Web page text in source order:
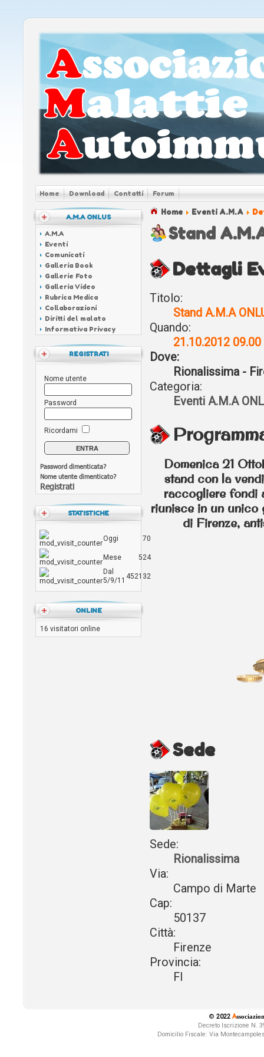
Home Download Contatti Forum
A.M.A ONLUS
A.M.A
Eventi
Comunicati
Galleria Book
Gallerie Foto
Galleria Video
Rubrica Medica
Collaborazioni
Diritti del malato
Informativa Privacy
REGISTRATI
Nome utente
Password
Ricordami
Password dimenticata?
Nome utente dimenticato?
Registrati
STATISTICHE
Oggi 70
Mese
524
Dal
5/9/11 452132
ONLINE
16 visitatori online
Home Eventi A.M.A
Stand
Dettagli
Titolo:
Stand A.M.A
Quando:
21.10.2012 09.00
Dove:
Rionalissima -
Categoria:
Eventi A.M.A
Domenica 21
stand con la
raccogliere fondi
riunisce in un unico
di Firenze,
Sede
Sede:
Rionalissima
Via:
Campo di Marte
Cap:
50137
Città:
Firenze
Provincia:
FI
© 2022 A
Decreto Iscrizione N.
Domicilio Fiscale: Via